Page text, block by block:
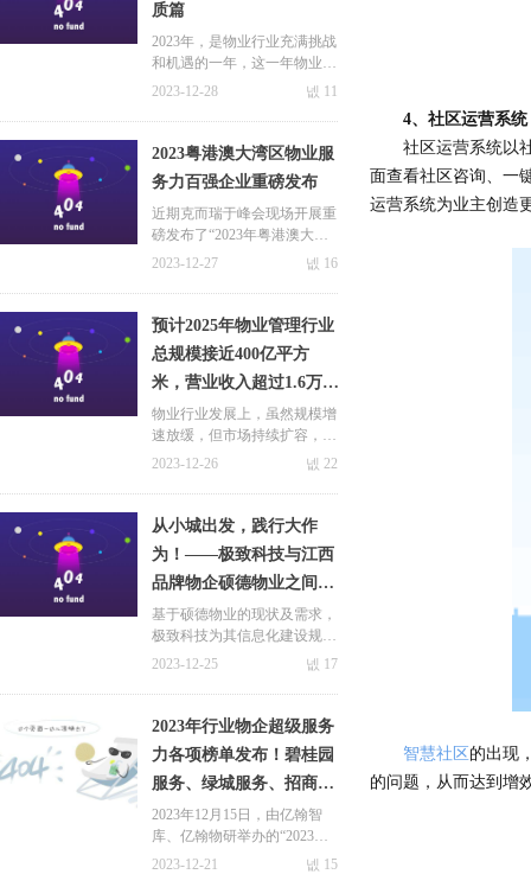
4、社区运营系统
社区运营系统以
面查看社区咨询、一
运营系统为业主创造
智慧社区 的出现
的问题，从而达到增
质篇
2023年，是物业行业充满挑战
和机遇的一年，这一年物业服
务企业顺应市场而为，积极拥
发展。本篇文章极致科技小编
就带大家从规模篇、资本篇以
及品质篇等方面一起来回顾属
于物业行业2023年的点点滴
滴！
넶 11
2023-12-28
2023粤港澳大湾区物业服
务力百强企业重磅发布
近期克而瑞于峰会现场开展重
磅发布了“2023年粤港澳大湾
区物业服务力系列研究成
榜单。会有哪些企业榜上有名
呢？极致科技小编这就带大家
一探究竟~
넶 16
2023-12-27
预计2025年物业管理行业
总规模接近400亿平方
米，营业收入超过1.6万
亿元
物业行业发展上，虽然规模增
速放缓，但市场持续扩容，据
克而瑞预测数据显示，预计20
400亿平方米，营业收入超过
1.6万亿元，其中住宅产业园
容量可观。
넶 22
2023-12-26
从小城出发，践行大作
为！——极致科技与江西
品牌物企硕德物业之间的
相互成就！
基于硕德物业的现状及需求，
极致科技为其信息化建设规划
了三个阶段，第一阶段，重点
工单”的数智化平台，助力企
业优化服务、提升口碑，规范
管理！
넶 17
2023-12-25
2023年行业物企超级服务
力各项榜单发布！碧桂园
服务、绿城服务、招商积
余等头部物企霸榜前十！
2023年12月15日，由亿翰智
库、亿翰物研举办的“2023不
动产行业高质量发展峰会暨超
넶 15
2023-12-21
九游会国际的简介
荣誉与资质
联系九游会体育线上平台
关于极致 新闻中心